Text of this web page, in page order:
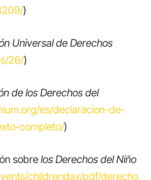
)
Universal de Derechos
26/)
de los Derechos del
es/declaracion-de-
completo/)
sobre los Derechos del Niño
childrenday/pdf/derecho